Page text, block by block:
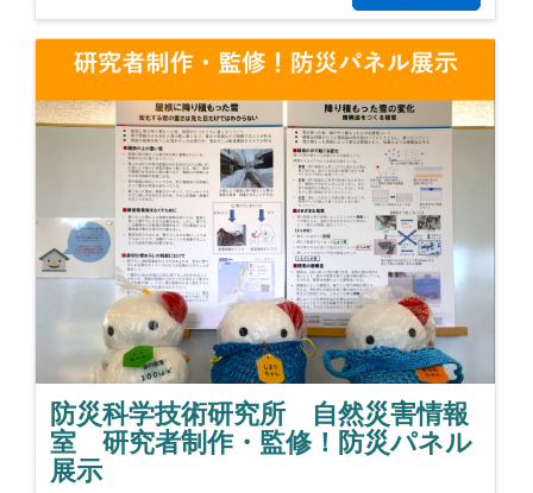
防災科学技術研究所 自然災害情報
室 研究者制作・監修！防災パネル
展示